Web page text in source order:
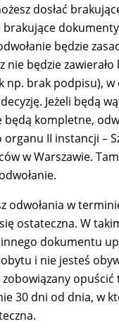
dosłać
brakujące
będzie
nie będzie zawierało
np. brak podpisu), w
Jeżeli będą
kompletne,
organu II instancji –
w Warszawie.
odwołania w
ostateczna. W
innego dokumentu
i nie jesteś
zobowiązany
30 dni od dnia, w